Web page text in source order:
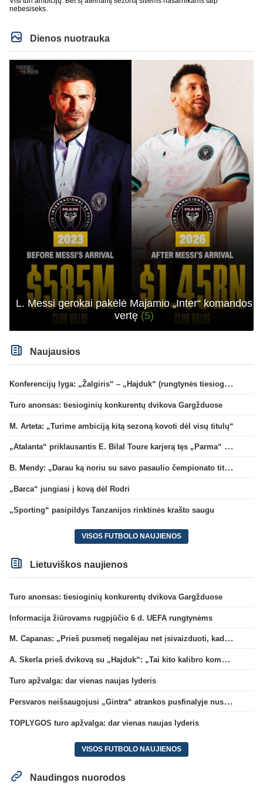
nebesiseks.
Dienos nuotrauka
L. Messi gerokai pakėlė Majamio „Inter“ komandos
vertę (5)
Naujausios
Konferencijų lyga: „Žalgiris“ – „Hajduk“ (rungtynės tiesiogiai)
Turo anonsas: tiesioginių konkurentų dvikova Gargžduose
M. Arteta: „Turime ambiciją kitą sezoną kovoti dėl visų titulų“
„Atalanta“ priklausantis E. Bilal Toure karjerą tęs „Parma“ gretose
B. Mendy: „Darau ką noriu su savo pasaulio čempionato titulu“
„Barca“ jungiasi į kovą dėl Rodri
„Sporting“ pasipildys Tanzanijos rinktinės krašto saugu
VISOS FUTBOLO NAUJIENOS
Lietuviškos naujienos
Turo anonsas: tiesioginių konkurentų dvikova Gargžduose
Informacija žiūrovams rugpjūčio 6 d. UEFA rungtynėms
M. Capanas: „Prieš pusmetį negalėjau net įsivaizduoti, kad žaisime prieš „Hajduk“
A. Skerla prieš dvikovą su „Hajduk“: „Tai kito kalibro komanda“
Turo apžvalga: dar vienas naujas lyderis
Persvaros neišsaugojusi „Gintra“ atrankos pusfinalyje nusileido Škotijos čempionėms
TOPLYGOS turo apžvalga: dar vienas naujas lyderis
VISOS FUTBOLO NAUJIENOS
Naudingos nuorodos